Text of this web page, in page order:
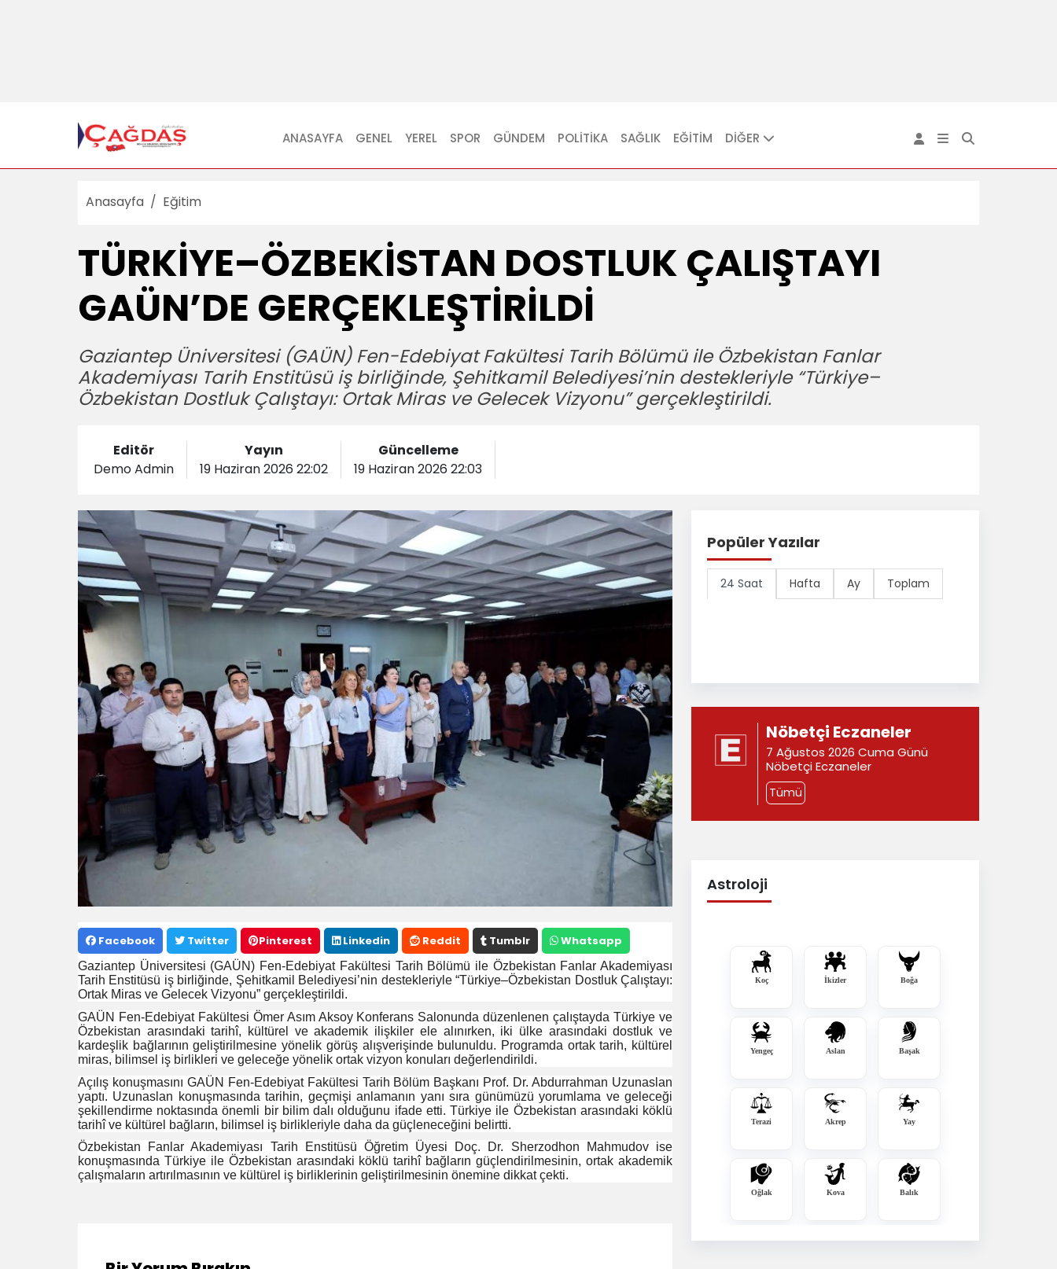
ANASAYFA GENEL YEREL SPOR GÜNDEM POLITIKA SAĞLIK EĞITIM DİĞER
Anasayfa Eğitim
TÜRKİYE–ÖZBEKİSTAN DOSTLUK ÇALIŞTAYI
GAÜN’DE GERÇEKLEŞTİRİLDİ
Gaziantep Üniversitesi (GAÜN) Fen-Edebiyat Fakültesi Tarih Bölümü ile Özbekistan Fanlar
Akademiyası Tarih Enstitüsü iş birliğinde, Şehitkamil Belediyesi’nin destekleriyle “Türkiye–
Özbekistan Dostluk Çalıştayı: Ortak Miras ve Gelecek Vizyonu” gerçekleştirildi.
Editör
Demo Admin
Yayın
19 Haziran 2026 22:02
Güncelleme
19 Haziran 2026 22:03
Facebook Twitter Pinterest Linkedin Reddit Tumblr Whatsapp
Gaziantep Üniversitesi (GAÜN) Fen-Edebiyat Fakültesi Tarih Bölümü ile Özbekistan Fanlar Akademiyası
Tarih Enstitüsü iş birliğinde, Şehitkamil Belediyesi’nin destekleriyle “Türkiye–Özbekistan Dostluk Çalıştayı:
Ortak Miras ve Gelecek Vizyonu” gerçekleştirildi.
GAÜN Fen-Edebiyat Fakültesi Ömer Asım Aksoy Konferans Salonunda düzenlenen çalıştayda Türkiye ve
Özbekistan arasındaki tarihî, kültürel ve akademik ilişkiler ele alınırken, iki ülke arasındaki dostluk ve
kardeşlik bağlarının geliştirilmesine yönelik görüş alışverişinde bulunuldu. Programda ortak tarih, kültürel
miras, bilimsel iş birlikleri ve geleceğe yönelik ortak vizyon konuları değerlendirildi.
Açılış konuşmasını GAÜN Fen-Edebiyat Fakültesi Tarih Bölüm Başkanı Prof. Dr. Abdurrahman Uzunaslan
yaptı. Uzunaslan konuşmasında tarihin, geçmişi anlamanın yanı sıra günümüzü yorumlama ve geleceği
şekillendirme noktasında önemli bir bilim dalı olduğunu ifade etti. Türkiye ile Özbekistan arasındaki köklü
tarihî ve kültürel bağların, bilimsel iş birlikleriyle daha da güçleneceğini belirtti.
Özbekistan Fanlar Akademiyası Tarih Enstitüsü Öğretim Üyesi Doç. Dr. Sherzodhon Mahmudov ise
konuşmasında Türkiye ile Özbekistan arasındaki köklü tarihî bağların güçlendirilmesinin, ortak akademik
çalışmaların artırılmasının ve kültürel iş birliklerinin geliştirilmesinin önemine dikkat çekti.
Popüler Yazılar
24 Saat Hafta Ay Toplam
Nöbetçi Eczaneler
7 Ağustos 2026 Cuma Günü
Nöbetçi Eczaneler
Tümü
Astroloji
Koç İkizler Boğa
Yengeç Aslan Başak
Terazi Akrep Yay
Oğlak Kova Balık